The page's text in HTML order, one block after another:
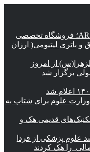
افتتاح رسمی ARZANTARIN.SHOP؛ فروشگاه تخصصی
باتری لیتیومی( ارزان
برگزار شد
علوم برای شتاب به
تکنیک‌های قدیمی هک و
علوم پزشکی از فردا
را هک کردند